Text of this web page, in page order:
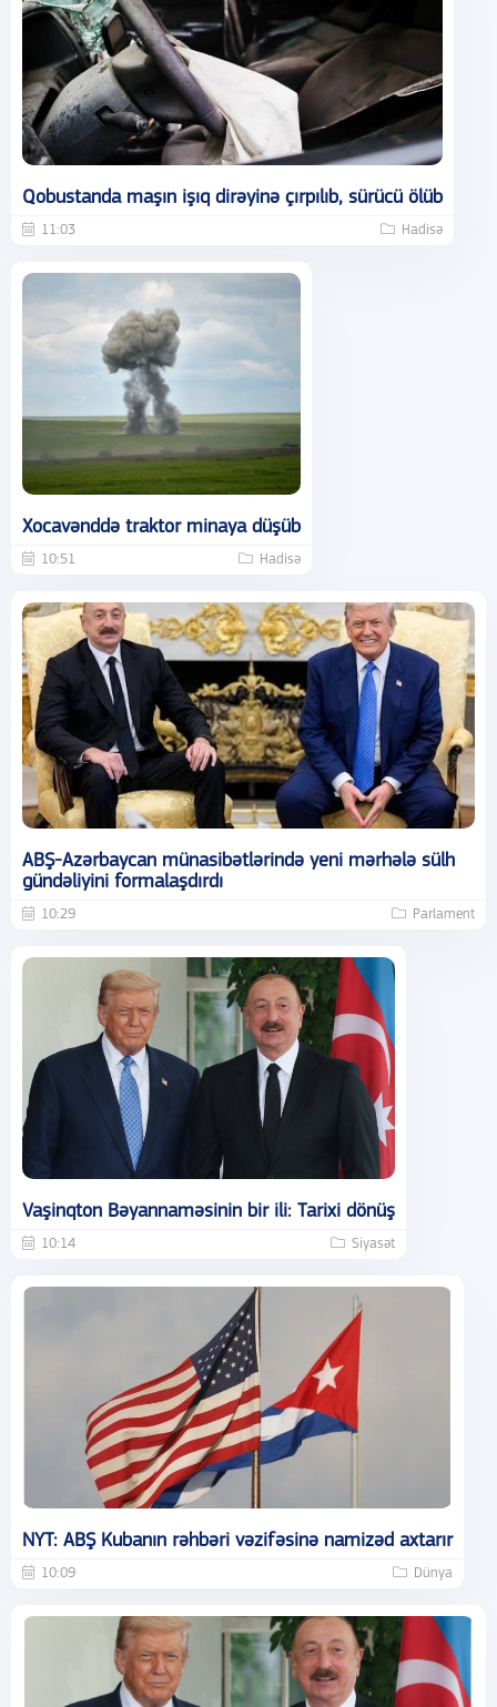
Qobustanda maşın işıq dirəyinə çırpılıb, sürücü ölüb
11:03 Hadisə
Xocavənddə traktor minaya düşüb
10:51 Hadisə
ABŞ-Azərbaycan münasibətlərində yeni mərhələ sülh
gündəliyini formalaşdırdı
10:29 Parlament
Vaşinqton Bəyannaməsinin bir ili: Tarixi dönüş
10:14 Siyasət
NYT: ABŞ Kubanın rəhbəri vəzifəsinə namizəd axtarır
10:09 Dünya